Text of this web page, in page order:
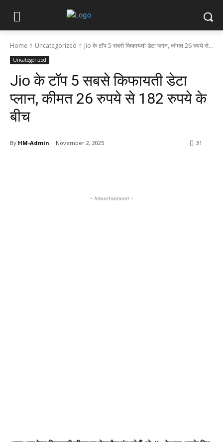
Home Uncategorized Jio के टॉप 5 सबसे किफायती डेटा प्लान, कीमत 26 रुपये से...
Uncategorized
Jio के टॉप 5 सबसे किफायती डेटा
प्लान, कीमत 26 रुपये से 182 रुपये के
बीच
By HM-Admin November 2, 2025 31
- Advertisement -